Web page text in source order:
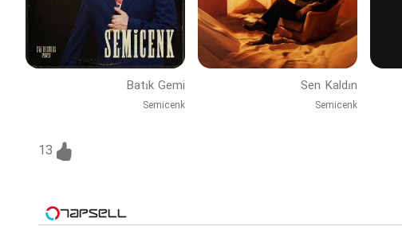
Sen Kaldın
Semicenk
Batık Gemi
Semicenk
13